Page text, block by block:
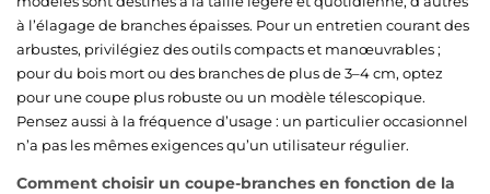
à l’élagage de branches épaisses. Pour un entretien courant des
arbustes, privilégiez des outils compacts et manœuvrables ;
pour du bois mort ou des branches de plus de 3–4 cm, optez
pour une coupe plus robuste ou un modèle télescopique.
Pensez aussi à la fréquence d’usage : un particulier occasionnel
n’a pas les mêmes exigences qu’un utilisateur régulier.
Comment choisir un coupe-branches en fonction de la